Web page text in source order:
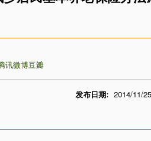
讯微博豆瓣
发布日期: 2014/11/25